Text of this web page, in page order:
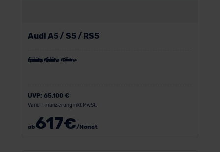
Audi A5 / S5 / RS5
UVP: 65.100 €
Vario-Finanzierung inkl. MwSt.
ab617€/Monat